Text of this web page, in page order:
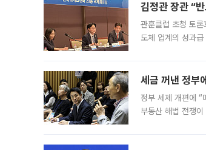
김정관 장관 “
관훈클럽 초청 토
도체 업계의 성과
세금 꺼낸 정부
정부 세제 개편에 “
부동산 해법 전쟁